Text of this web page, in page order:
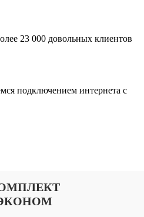
23 000 довольных клиентов
подключением интернета с